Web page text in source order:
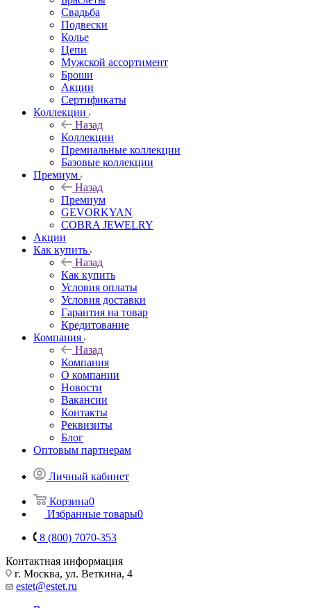
Свадьба
Подвески
Колье
Цепи
Мужской ассортимент
Броши
Акции
Сертификаты
Коллекции
Назад
Коллекции
Премиальные коллекции
Базовые коллекции
Премиум
Назад
Премиум
GEVORKYAN
COBRA JEWELRY
Акции
Как купить
Назад
Как купить
Условия оплаты
Условия доставки
Гарантия на товар
Кредитование
Компания
Назад
Компания
О компании
Новости
Вакансии
Контакты
Реквизиты
Блог
Оптовым партнерам
Личный кабинет
Корзина0
Избранные товары0
8 (800) 7070-353
Контактная информация
г. Москва, ул. Веткина, 4
estet@estet.ru